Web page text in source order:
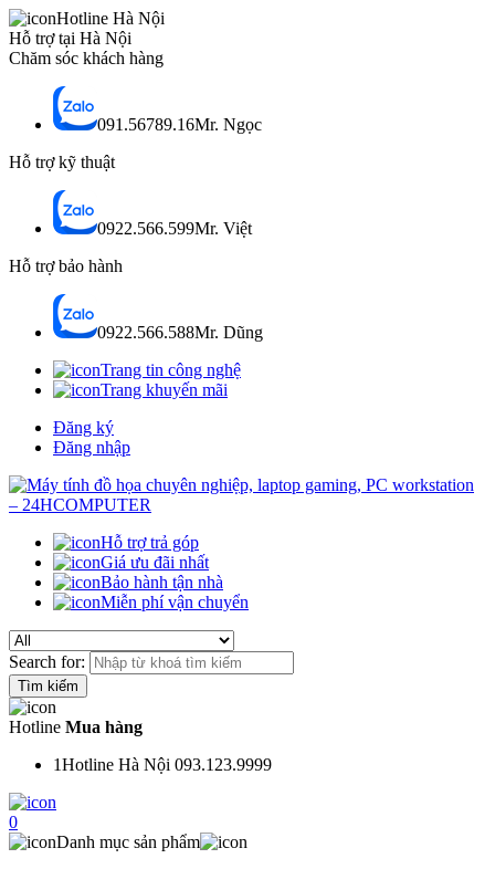
Hotline Hà Nội
Hỗ trợ tại Hà Nội
Chăm sóc khách hàng
091.56789.16Mr. Ngọc
Hỗ trợ kỹ thuật
0922.566.599Mr. Việt
Hỗ trợ bảo hành
0922.566.588Mr. Dũng
Trang tin công nghệ
Trang khuyến mãi
Đăng ký
Đăng nhập
Hỗ trợ trả góp
Giá ưu đãi nhất
Bảo hành tận nhà
Miễn phí vận chuyển
Search for:
Hotline Mua hàng
1Hotline Hà Nội 093.123.9999
0
Danh mục sản phẩm